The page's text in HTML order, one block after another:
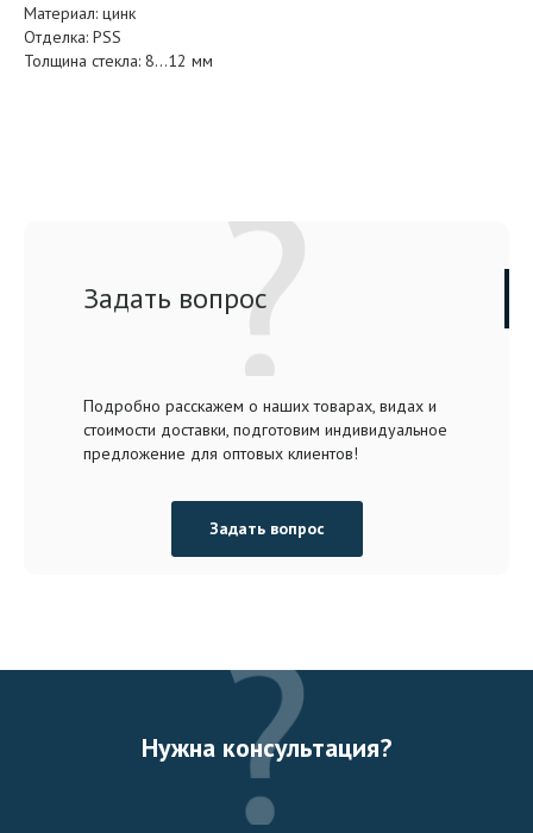
Материал: цинк
Отделка: PSS
Толщина стекла: 8…12 мм
Задать вопрос
Подробно расскажем о наших товарах, видах и
стоимости доставки, подготовим индивидуальное
предложение для оптовых клиентов!
Задать вопрос
Нужна консультация?